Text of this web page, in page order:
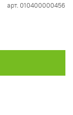
арт. 010400000456